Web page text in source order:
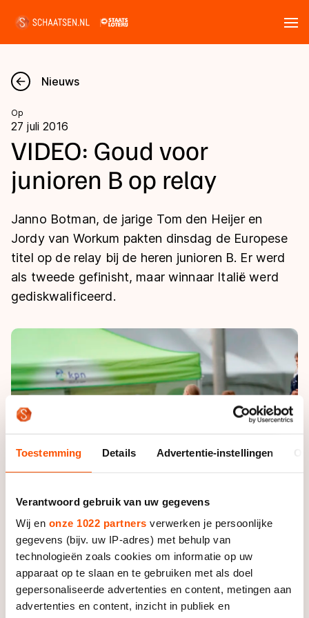
Toestemming Details Advertentie-instellingen
Verantwoord gebruik van uw gegevens
Wij en onze 1022 partners verwerken je persoonlijke
gegevens (bijv. uw IP-adres) met behulp van
technologieën zoals cookies om informatie op uw
apparaat op te slaan en te gebruiken met als doel
gepersonaliseerde advertenties en content, metingen aan
advertenties en content, inzicht in publiek en
Nieuws
Kalender
Disciplines
Langebaan
Shorttrack
Inlineskaten
Schoonrijden
Natuurijs
Uitslagen
Langebaan
Shorttrack
Marathon
Inlineskaten
Kunstschaatsen
Tijden & historie
Ranglijsten Langebaan
Inschrijven wedstrijden
Algemene Nederlandse Schaatstijd
Deze zomer de weg op
Waar kan ik schaatsen en skaten?
Schaatsfans
Alles voor jou als schaatsfan
Evenementen
Tickets
Olympische Spelen
Olympische Spelen
Medaille overzicht
Olympische uitslagen
Van Jong tot Goud verhalen
Nieuws
Op
27 juli 2016
VIDEO: Goud voor
junioren B op relay
Janno Botman, de jarige Tom den Heijer en
Jordy van Workum pakten dinsdag de Europese
titel op de relay bij de heren junioren B. Er werd
als tweede gefinisht, maar winnaar Italië werd
gediskwalificeerd.